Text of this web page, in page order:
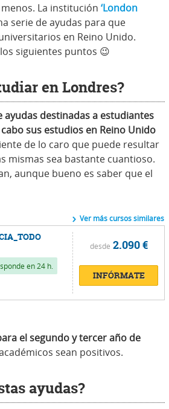
La institución ‘London
serie de ayudas para que
en Reino Unido.
siguientes puntos 😉
en Londres?
ayudas destinadas a estudiantes
sus estudios en Reino Unido
de lo caro que puede resultar
mismas sea bastante cuantioso.
aunque bueno es saber que el
Ver más cursos similares
en 24 h.
desde 2.090 €
INFÓRMATE
el segundo y tercer año de
sean positivos.
ayudas?